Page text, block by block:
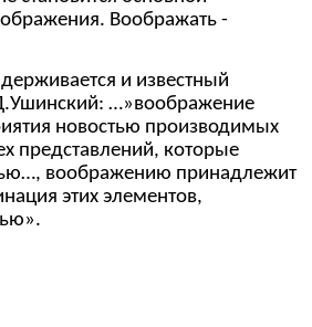
Воображать -
и известный
…»воображение
новостью производимых
представлений, которые
воображению принадлежит
этих элементов,